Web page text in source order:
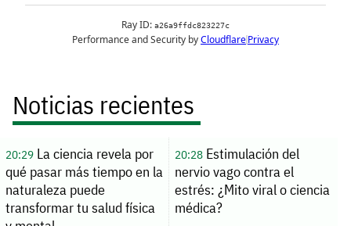
Noticias recientes
20:29La ciencia revela por
qué pasar más tiempo en la
naturaleza puede
transformar tu salud física
20:28Estimulación del
nervio vago contra el
estrés: ¿Mito viral o ciencia
médica?